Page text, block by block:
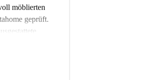
möblierten
geprüft.
und bietet